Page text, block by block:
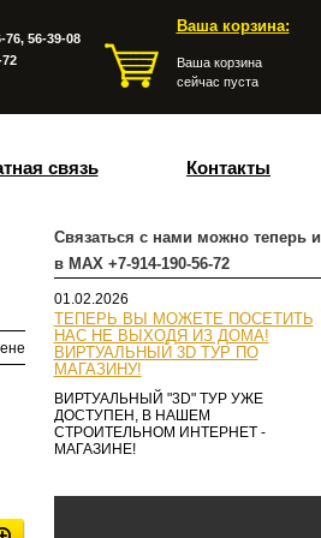
Ваша корзина:
Ваша корзина
сейчас пуста
76, 56-39-08
связь Контакты
Связаться с нами можно теперь и
в MAX +7-914-190-56-72
01.02.2026
ТЕПЕРЬ ВЫ МОЖЕТЕ ПОСЕТИТЬ
НАС НЕ ВЫХОДЯ ИЗ ДОМА!
ВИРТУАЛЬНЫЙ 3D ТУР ПО
МАГАЗИНУ!
ВИРТУАЛЬНЫЙ "3D" ТУР УЖЕ
ДОСТУПЕН, В НАШЕМ
СТРОИТЕЛЬНОМ ИНТЕРНЕТ -
МАГАЗИНЕ!